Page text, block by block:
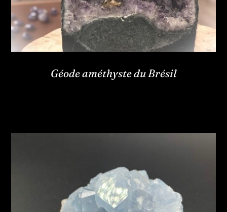
Géode améthyste du Brésil